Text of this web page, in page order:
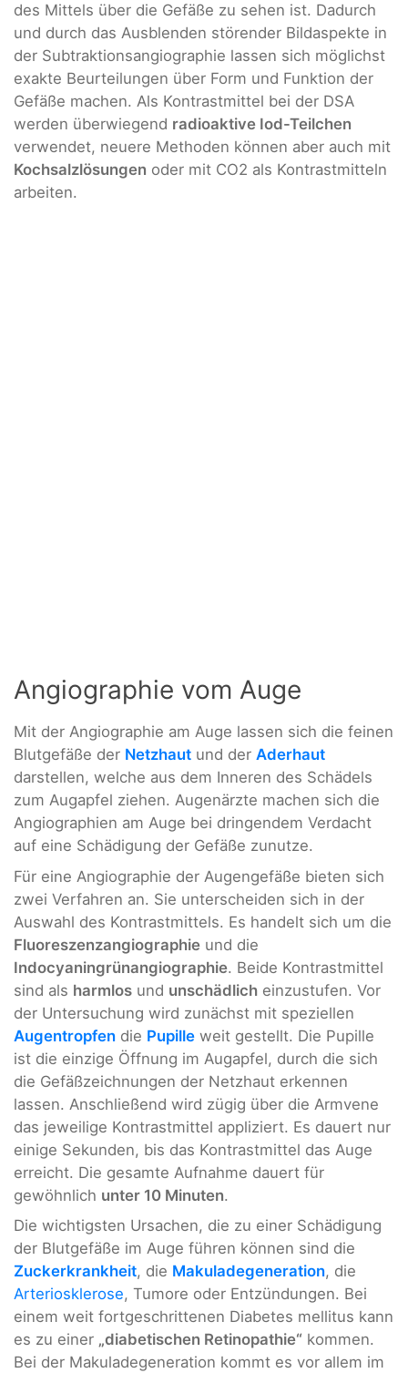
des Mittels über die Gefäße zu sehen ist. Dadurch
und durch das Ausblenden störender Bildaspekte in
der Subtraktionsangiographie lassen sich möglichst
exakte Beurteilungen über Form und Funktion der
Gefäße machen. Als Kontrastmittel bei der DSA
werden überwiegend radioaktive Iod-Teilchen
verwendet, neuere Methoden können aber auch mit
Kochsalzlösungen oder mit CO2 als Kontrastmitteln
arbeiten.
Angiographie vom Auge
Mit der Angiographie am Auge lassen sich die feinen
Blutgefäße der Netzhaut und der Aderhaut
darstellen, welche aus dem Inneren des Schädels
zum Augapfel ziehen. Augenärzte machen sich die
Angiographien am Auge bei dringendem Verdacht
auf eine Schädigung der Gefäße zunutze.
Für eine Angiographie der Augengefäße bieten sich
zwei Verfahren an. Sie unterscheiden sich in der
Auswahl des Kontrastmittels. Es handelt sich um die
Fluoreszenzangiographie und die
Indocyaningrünangiographie. Beide Kontrastmittel
sind als harmlos und unschädlich einzustufen. Vor
der Untersuchung wird zunächst mit speziellen
Augentropfen die Pupille weit gestellt. Die Pupille
ist die einzige Öffnung im Augapfel, durch die sich
die Gefäßzeichnungen der Netzhaut erkennen
lassen. Anschließend wird zügig über die Armvene
das jeweilige Kontrastmittel appliziert. Es dauert nur
einige Sekunden, bis das Kontrastmittel das Auge
erreicht. Die gesamte Aufnahme dauert für
gewöhnlich unter 10 Minuten.
Die wichtigsten Ursachen, die zu einer Schädigung
der Blutgefäße im Auge führen können sind die
Zuckerkrankheit, die Makuladegeneration, die
Arteriosklerose, Tumore oder Entzündungen. Bei
einem weit fortgeschrittenen Diabetes mellitus kann
es zu einer „diabetischen Retinopathie“ kommen.
Bei der Makuladegeneration kommt es vor allem im